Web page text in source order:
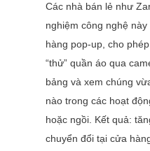
Các nhà bán lẻ như
nghiệm công nghệ
hàng pop-up, cho
“thử” quần áo qua
bảng và xem chúng
nào trong các hoạt
hoặc ngồi. Kết quả:
chuyển đổi tại cửa